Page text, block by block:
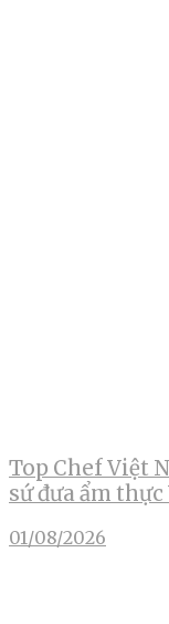
Top Chef Việt
sứ đưa ẩm
01/08/2026